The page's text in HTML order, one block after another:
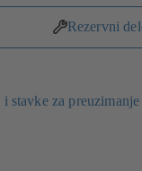
Rezervni
stavke za preuzimanje